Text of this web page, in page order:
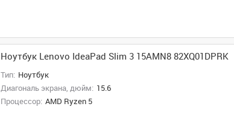
Ноутбук Lenovo IdeaPad Slim 3 15AMN8 82XQ01DPRK
Тип: Ноутбук
Диагональ экрана, дюйм: 15.6
Процессор: AMD Ryzen 5